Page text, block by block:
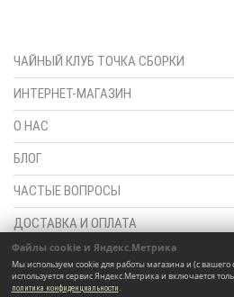
ЧАЙНЫЙ КЛУБ ТОЧКА СБОРКИ
ИНТЕРНЕТ-МАГАЗИН
О НАС
БЛОГ
ЧАСТЫЕ ВОПРОСЫ
ДОСТАВКА И ОПЛАТА
ПОЛИТИКА КОНФИДЕНЦИАЛЬНОСТИ
КОНТАКТЫ
Файлы cookie и Яндекс.Метрика
Мы используем cookie для работы магазина и (с вашего
используется сервис Яндекс.Метрика и включается
политика конфиденциальности